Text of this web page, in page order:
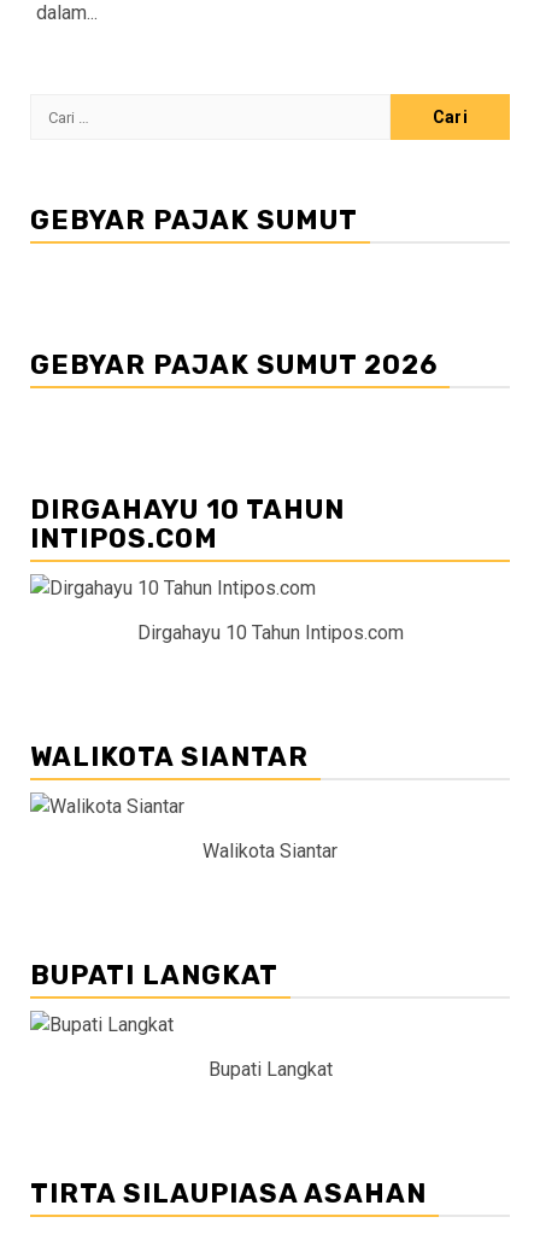
dalam...
Cari
GEBYAR PAJAK SUMUT
GEBYAR PAJAK SUMUT 2026
DIRGAHAYU 10 TAHUN
INTIPOS.COM
Dirgahayu 10 Tahun Intipos.com
WALIKOTA SIANTAR
Walikota Siantar
BUPATI LANGKAT
Bupati Langkat
TIRTA SILAUPIASA ASAHAN